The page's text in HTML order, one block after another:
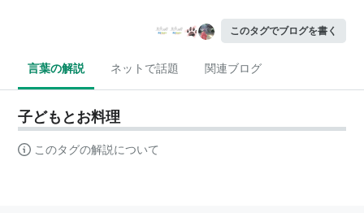
このタグでブログを書く
言葉の解説 ネットで話題 関連ブログ
子どもとお料理
このタグの解説について